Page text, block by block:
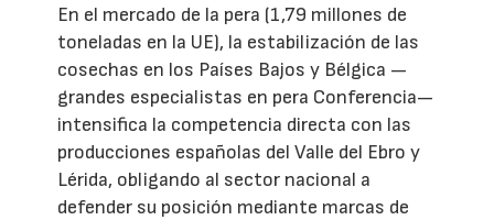
En el mercado de la pera (1,79 millones de
toneladas en la UE), la estabilización de las
cosechas en los Países Bajos y Bélgica —
grandes especialistas en pera Conferencia—
intensifica la competencia directa con las
producciones españolas del Valle del Ebro y
Lérida, obligando al sector nacional a
defender su posición mediante marcas de